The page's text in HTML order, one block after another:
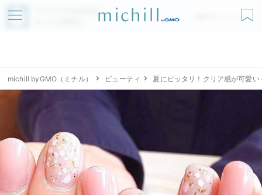
アプリでmichillが
無料ダウンロード
michill byGMO（ミチル） ビューティ 夏にピッタリ！クリア感が可愛